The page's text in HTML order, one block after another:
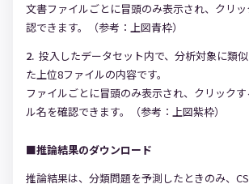
文書ファイルごとに冒頭のみ表示され、クリ
認できます。（参考：上図青枠）
投入したデータセット内で、分析対象に類
た上位8ファイルの内容です。
ファイルごとに冒頭のみ表示され、クリック
ル名を確認できます。（参考：上図紫枠）
■推論結果のダウンロード
推論結果は、分類問題を予測したときのみ、